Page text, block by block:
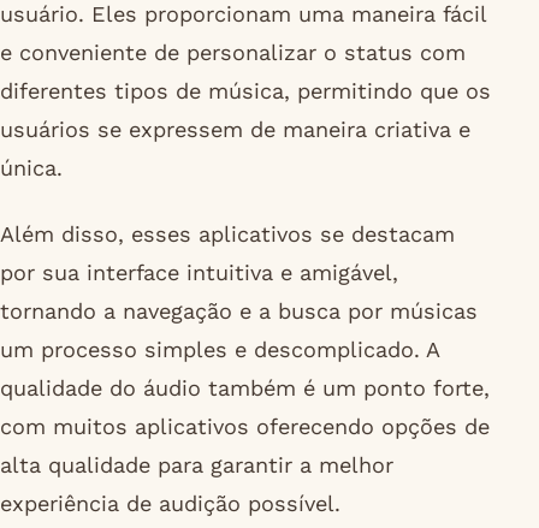
usuário. Eles proporcionam uma maneira fácil
e conveniente de personalizar o status com
diferentes tipos de música, permitindo que os
usuários se expressem de maneira criativa e
única.
Além disso, esses aplicativos se destacam
por sua interface intuitiva e amigável,
tornando a navegação e a busca por músicas
um processo simples e descomplicado. A
qualidade do áudio também é um ponto forte,
com muitos aplicativos oferecendo opções de
alta qualidade para garantir a melhor
experiência de audição possível.